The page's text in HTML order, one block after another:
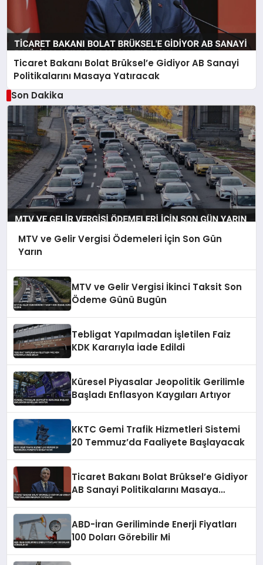
Ticaret Bakanı Bolat Brüksel’e Gidiyor AB Sanayi
Politikalarını Masaya Yatıracak
Son Dakika
MTV ve Gelir Vergisi Ödemeleri İçin Son Gün
Yarın
MTV ve Gelir Vergisi İkinci Taksit Son
Ödeme Günü Bugün
Tebligat Yapılmadan İşletilen Faiz
KDK Kararıyla İade Edildi
Küresel Piyasalar Jeopolitik Gerilimle
Başladı Enflasyon Kaygıları Artıyor
KKTC Gemi Trafik Hizmetleri Sistemi
20 Temmuz’da Faaliyete Başlayacak
Ticaret Bakanı Bolat Brüksel’e Gidiyor
AB Sanayi Politikalarını Masaya
ABD-İran Geriliminde Enerji Fiyatları
100 Doları Görebilir Mi